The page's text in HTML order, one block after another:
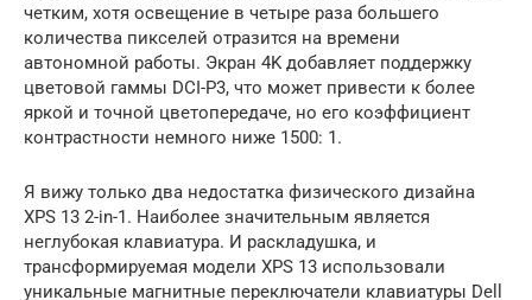
четким, хотя освещение в четыре раза большего
количества пикселей отразится на времени
автономной работы. Экран 4K добавляет поддержку
цветовой гаммы DCI-P3, что может привести к более
яркой и точной цветопередаче, но его коэффициент
контрастности немного ниже 1500: 1.
Я вижу только два недостатка физического дизайна
XPS 13 2-in-1. Наиболее значительным является
неглубокая клавиатура. И раскладушка, и
трансформируемая модели XPS 13 использовали
уникальные магнитные переключатели клавиатуры Dell